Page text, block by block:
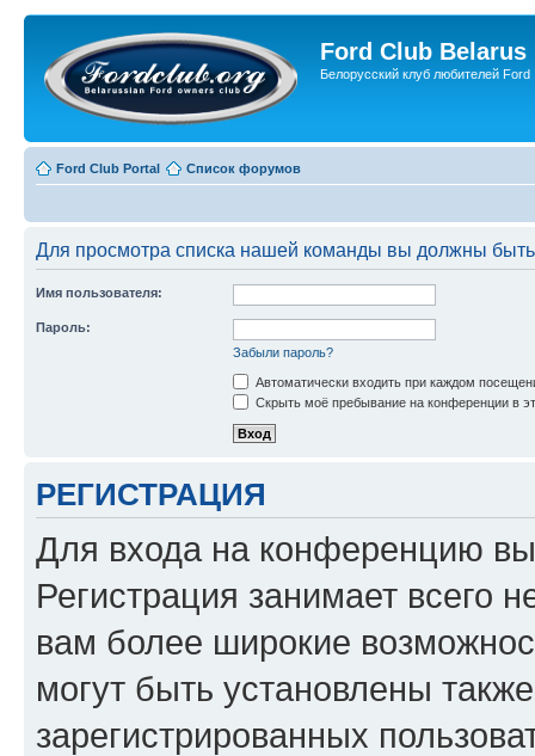
Ford Club Belarus
Белорусский клуб любителей Ford
Ford Club Portal Список форумов
Для просмотра списка нашей команды вы должны
Имя пользователя:
Пароль:
Забыли пароль?
Автоматически входить при каждом
Скрыть моё пребывание на конференции в
РЕГИСТРАЦИЯ
Для входа на конференцию
Регистрация занимает всего
вам более широкие
могут быть установлены
зарегистрированных